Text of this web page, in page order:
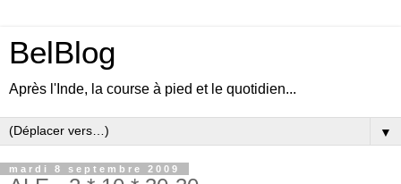
BelBlog
Après l'Inde, la course à pied et le quotidien...
▼
mardi 8 septembre 2009